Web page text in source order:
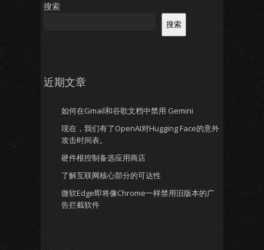
搜索
搜索
近期文章
如何在Gmail和谷歌文档中禁用 Gemini
现在，我们有了OpenAI对Hugging Face的意外
攻击时间表。
硬件根控制备选应用商店
了解互联网核心部分的可达性
微软Edge即将像Chrome一样禁用旧版本的广
告拦截软件